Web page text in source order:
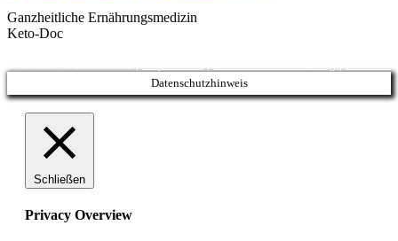
Ganzheitliche Ernährungsmedizin
Keto-Doc
Datenschutzhinweis
Schließen
Privacy Overview